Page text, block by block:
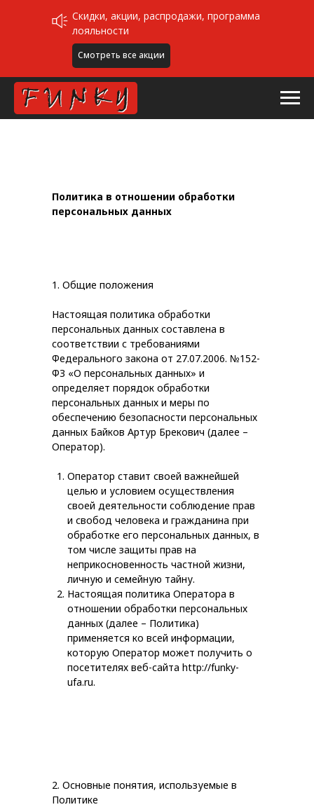
Скидки, акции, распродажи, программа
лояльности
Смотреть все акции
Политика в отношении обработки
персональных данных
1. Общие положения
Настоящая политика обработки
персональных данных составлена в
соответствии с требованиями
Федерального закона от 27.07.2006. №152-
ФЗ «О персональных данных» и
определяет порядок обработки
персональных данных и меры по
обеспечению безопасности персональных
данных Байков Артур Брекович (далее –
Оператор).
Оператор ставит своей важнейшей
целью и условием осуществления
своей деятельности соблюдение прав
и свобод человека и гражданина при
обработке его персональных данных, в
том числе защиты прав на
неприкосновенность частной жизни,
личную и семейную тайну.
Настоящая политика Оператора в
отношении обработки персональных
данных (далее – Политика)
применяется ко всей информации,
которую Оператор может получить о
посетителях веб-сайта http://funky-
ufa.ru.
2. Основные понятия, используемые в
Политике